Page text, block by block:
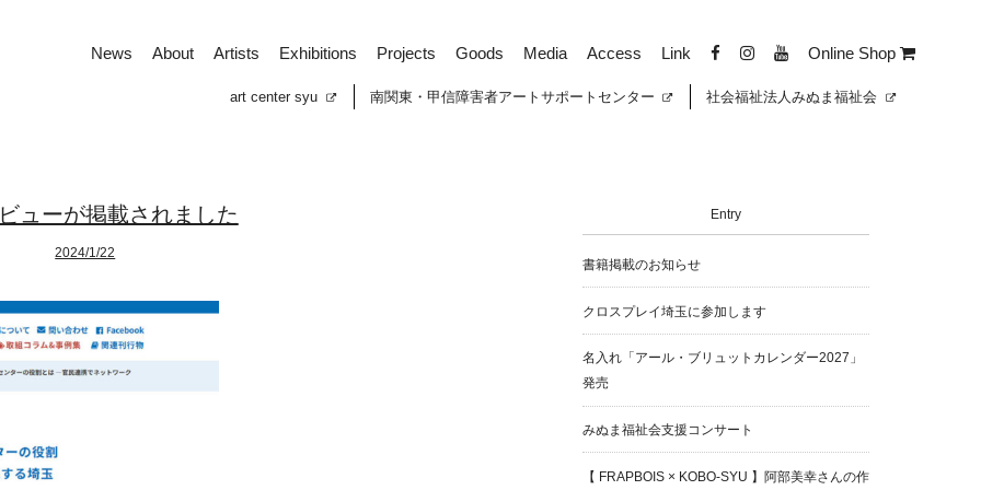
News About Artists Exhibitions Projects Goods Media Access Link Online Shop
art center syu 南関東・甲信障害者アートサポートセンター 社会福祉法人みぬま福祉会
ューが掲載されました
2024/1/22
Entry
書籍掲載のお知らせ
クロスプレイ埼玉に参加します
名入れ「アール・ブリュットカレンダー2027」
発売
みぬま福祉会支援コンサート
【 FRAPBOIS × KOBO-SYU 】阿部美幸さんの作